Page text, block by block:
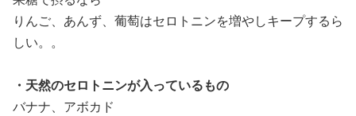
りんご、あんず、葡萄はセロトニンを増やしキープするら
しい。。
・天然のセロトニンが入っているもの
バナナ、アボカド